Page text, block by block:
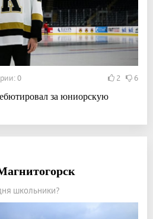
0 2 6
за юниорскую
школьники?